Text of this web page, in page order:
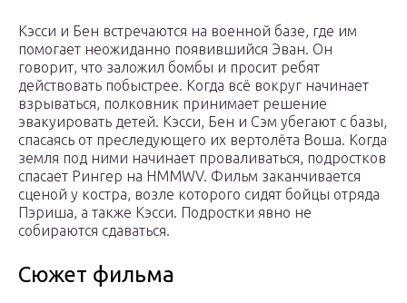
Кэсси и Бен встречаются на военной базе, где им
помогает неожиданно появившийся Эван. Он
говорит, что заложил бомбы и просит ребят
действовать побыстрее. Когда всё вокруг начинает
взрываться, полковник принимает решение
эвакуировать детей. Кэсси, Бен и Сэм убегают с базы,
спасаясь от преследующего их вертолёта Воша. Когда
земля под ними начинает проваливаться, подростков
спасает Рингер на HMMWV. Фильм заканчивается
сценой у костра, возле которого сидят бойцы отряда
Пэриша, а также Кэсси. Подростки явно не
собираются сдаваться.
Сюжет фильма